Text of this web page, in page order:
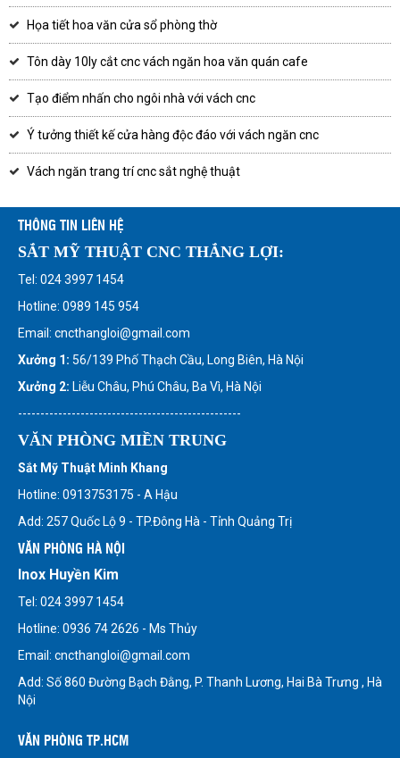
Họa tiết hoa văn cửa sổ phòng thờ
Tôn dày 10ly cắt cnc vách ngăn hoa văn quán cafe
Tạo điểm nhấn cho ngôi nhà với vách cnc
Ý tưởng thiết kế cửa hàng độc đáo với vách ngăn cnc
Vách ngăn trang trí cnc sắt nghệ thuật
THÔNG TIN LIÊN HỆ
SẮT MỸ THUẬT CNC THẮNG LỢI:
Tel: 024 3997 1454
Hotline: 0989 145 954
Email: cncthangloi@gmail.com
Xưởng 1: 56/139 Phố Thạch Cầu, Long Biên, Hà Nội
Xưởng 2: Liễu Châu, Phú Châu, Ba Vì, Hà Nội
--------------------------------------------------
VĂN PHÒNG MIỀN TRUNG
Sắt Mỹ Thuật Minh Khang
Hotline: 0913753175 - A Hậu
Add: 257 Quốc Lộ 9 - TP.Đông Hà - Tỉnh Quảng Trị
VĂN PHÒNG HÀ NỘI
Inox Huyền Kim
Tel: 024 3997 1454
Hotline: 0936 74 2626 - Ms Thủy
Email: cncthangloi@gmail.com
Add: Số 860 Đường Bạch Đằng, P. Thanh Lương, Hai Bà Trưng , Hà
Nội
VĂN PHÒNG TP.HCM